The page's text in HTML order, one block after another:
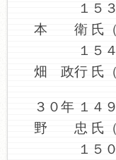
１５３
本 衛 氏（
１５４
畑 政行 氏（
３０年 １４
野 忠 氏（
１５０